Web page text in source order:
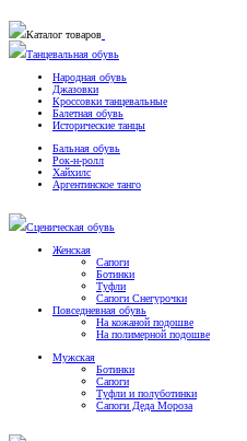
Каталог товаров
Танцевальная обувь
Народная обувь
Джазовки
Кроссовки танцевальные
Балетная обувь
Исторические танцы
Бальная обувь
Рок-н-ролл
Хайхилс
Аргентинское танго
Сценическая обувь
Женская
Сапоги
Ботинки
Туфли
Сапоги Снегурочки
Повседневная обувь
На кожаной подошве
На полимерной подошве
Мужская
Ботинки
Сапоги
Туфли и полуботинки
Сапоги Деда Мороза